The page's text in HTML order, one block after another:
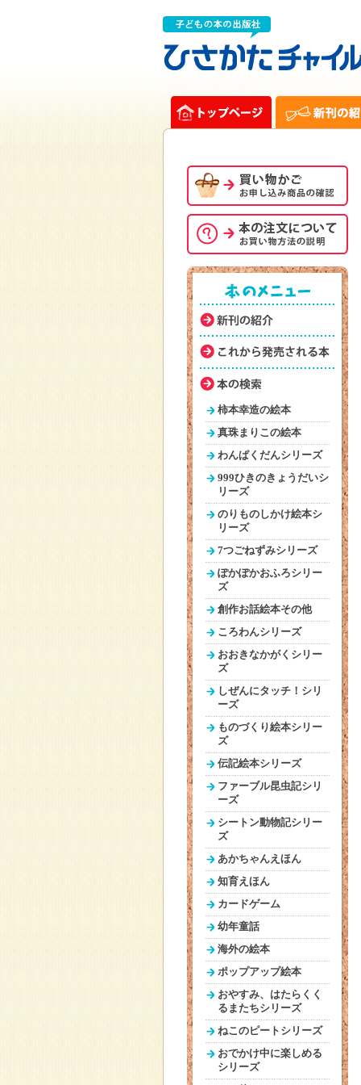
柿本幸造の絵本
真珠まりこの絵本
わんぱくだんシリーズ
999ひきのきょうだいシ
リーズ
のりものしかけ絵本シ
リーズ
7つごねずみシリーズ
ぽかぽかおふろシリー
ズ
創作お話絵本その他
ころわんシリーズ
おおきなかがくシリー
ズ
しぜんにタッチ！シリ
ーズ
ものづくり絵本シリー
ズ
伝記絵本シリーズ
ファーブル昆虫記シリ
ーズ
シートン動物記シリー
ズ
あかちゃんえほん
知育えほん
カードゲーム
幼年童話
海外の絵本
ポップアップ絵本
おやすみ、はたらくく
るまたちシリーズ
ねこのピートシリーズ
おでかけ中に楽しめる
シリーズ